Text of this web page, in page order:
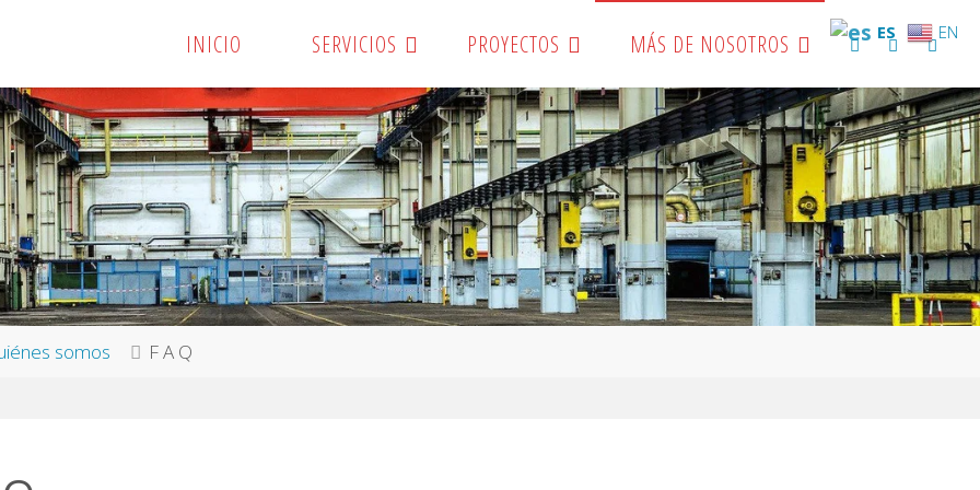
INICIO SERVICIOS PROYECTOS MÁS DE NOSOTROS
somos F A Q
ES EN